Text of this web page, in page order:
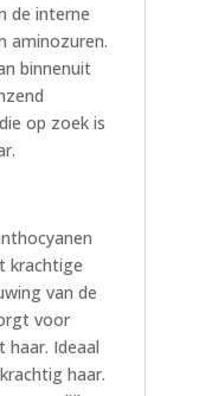
de interne
aminozuren.
binnenuit
op zoek is
krachtige
van de
voor
haar. Ideaal
haar.